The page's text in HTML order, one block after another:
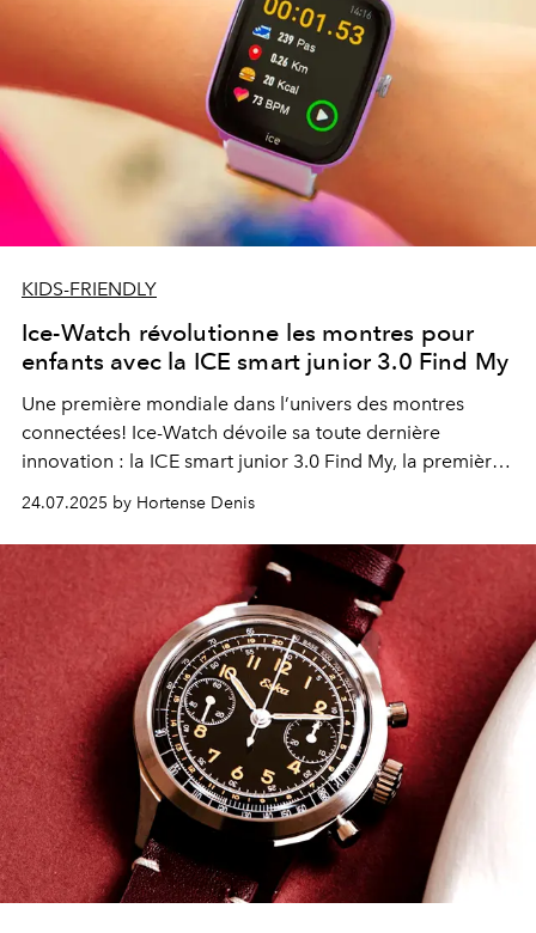
KIDS-FRIENDLY
Ice-Watch révolutionne les montres pour
enfants avec la ICE smart junior 3.0 Find My
Une première mondiale dans l’univers des montres
connectées! Ice-Watch dévoile sa toute dernière
innovation : la ICE smart junior 3.0 Find My, la première
montre pour enfant géolocalisable via Apple, sans carte
SIM ni abonnement. Un bijou de technologie qui allie
sécurité, design ludique et autonomie.
24.07.2025 by Hortense Denis